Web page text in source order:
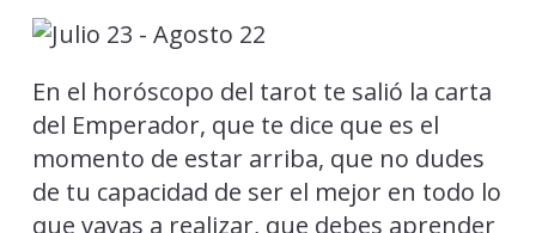
En el horóscopo del tarot te salió la carta
del Emperador, que te dice que es el
momento de estar arriba, que no dudes
de tu capacidad de ser el mejor en todo lo
que vayas a realizar, que debes aprender